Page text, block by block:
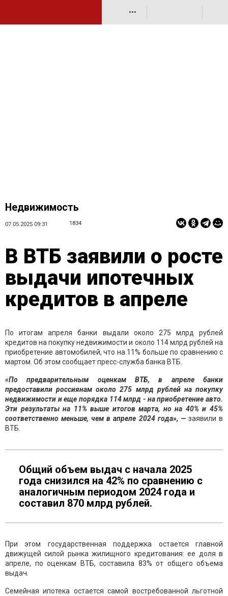
•••
Недвижимость
07.05.2025 09:31 1834
В ВТБ заявили о росте
выдачи ипотечных
кредитов в апреле
По итогам апреля банки выдали около 275 млрд рублей
кредитов на покупку недвижимости и около 114 млрд рублей на
приобретение автомобилей, что на 11% больше по сравнению с
мартом. Об этом сообщает пресс-служба банка ВТБ.
«По предварительным оценкам ВТБ, в апреле банки
предоставили россиянам около 275 млрд рублей на покупку
недвижимости и еще порядка 114 млрд - на приобретение авто.
Эти результаты на 11% выше итогов марта, но на 40% и 45%
соответственно меньше, чем в апреле 2024 года», — заявили в
ВТБ.
Общий объем выдач с начала 2025
года снизился на 42% по сравнению с
аналогичным периодом 2024 года и
составил 870 млрд рублей.
При этом государственная поддержка остается главной
движущей силой рынка жилищного кредитования: ее доля в
апреле, по оценкам ВТБ, составила 83% от общего объема
выдач.
Семейная ипотека остается самой востребованной льготной